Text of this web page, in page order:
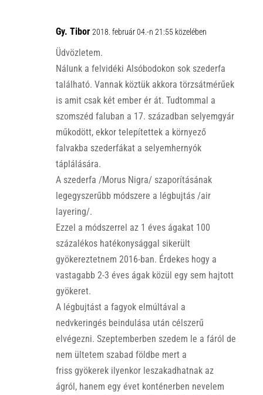
Gy. Tibor 2018. február 04.-n 21:55 közelében
Üdvözletem.
Nálunk a felvidéki Alsóbodokon sok szederfa
található. Vannak köztük akkora törzsátmérűek
is amit csak két ember ér át. Tudtommal a
szomszéd faluban a 17. században selyemgyár
műkodött, ekkor telepítettek a környező
falvakba szederfákat a selyemhernyók
táplálására.
A szederfa /Morus Nigra/ szaporításának
legegyszerűbb módszere a légbujtás /air
layering/.
Ezzel a módszerrel az 1 éves ágakat 100
százalékos hatékonysággal sikerült
gyökereztetnem 2016-ban. Érdekes hogy a
vastagabb 2-3 éves ágak közül egy sem hajtott
gyökeret.
A légbujtást a fagyok elmúltával a
nedvkeringés beindulása után célszerű
elvégezni. Szeptemberben szedem le a fáról de
nem ültetem szabad földbe mert a
friss gyökerek ilyenkor leszakadhatnak az
ágról, hanem egy évet konténerben nevelem